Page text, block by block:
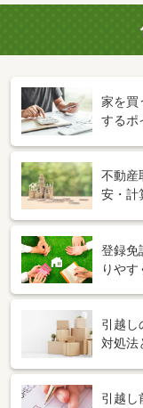
家を買
するポ
不動産
安・計
登録免
りやす
引越し
対処法
引越し